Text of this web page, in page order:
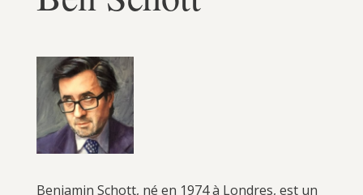
Benjamin Schott, né en 1974 à Londres, est un